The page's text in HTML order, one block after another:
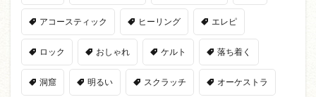
アコースティック ヒーリング エレピ
ロック おしゃれ ケルト 落ち着く
洞窟 明るい スクラッチ オーケストラ